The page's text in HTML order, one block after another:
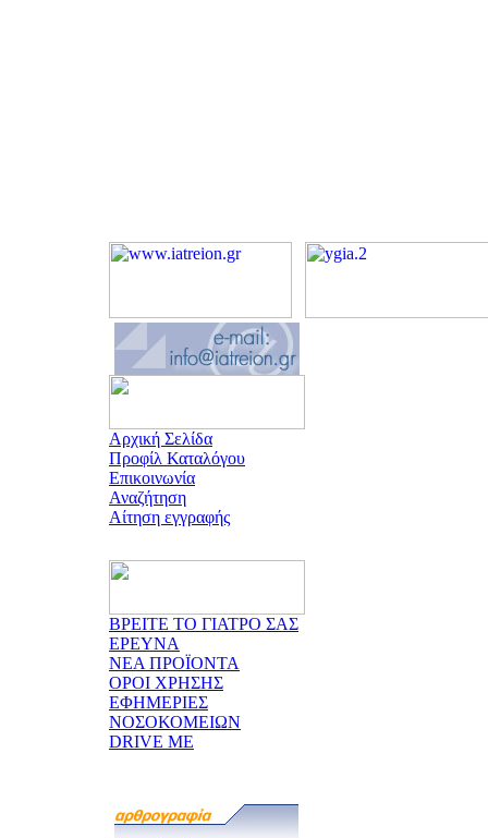
Αρχική Σελίδα
Προφίλ Καταλόγου
Επικοινωνία
Αναζήτηση
Αίτηση εγγραφής
ΒΡΕΙΤΕ ΤΟ ΓΙΑΤΡΟ ΣΑΣ
ΕΡΕΥΝΑ
ΝΕΑ ΠΡΟΪΟΝΤΑ
ΟΡΟΙ ΧΡΗΣΗΣ
ΕΦΗΜΕΡΙΕΣ
ΝΟΣΟΚΟΜΕΙΩΝ
DRIVE ME